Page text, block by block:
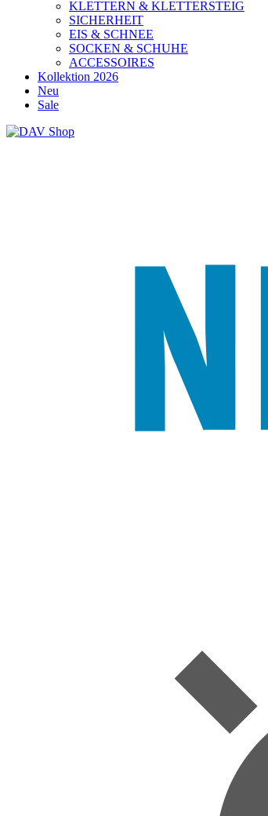
KLETTERN & KLETTERSTEIG
SICHERHEIT
EIS & SCHNEE
SOCKEN & SCHUHE
ACCESSOIRES
Kollektion 2026
Neu
Sale